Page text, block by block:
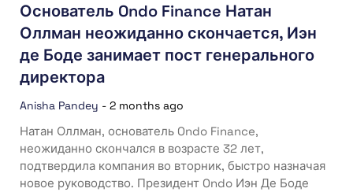
Основатель Ondo Finance Натан
Оллман неожиданно скончается, Иэн
де Боде занимает пост генерального
директора
Anisha Pandey - 2 months ago
Натан Оллман, основатель Ondo Finance,
неожиданно скончался в возрасте 32 лет,
подтвердила компания во вторник, быстро назначая
новое руководство. Президент Ondo Иэн Де Боде